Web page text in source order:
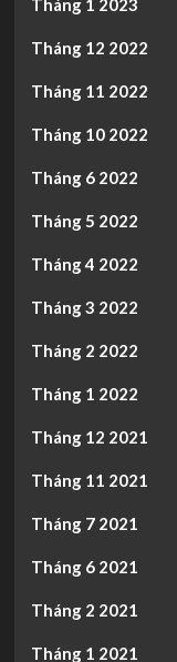
Tháng 1 2023
Tháng 12 2022
Tháng 11 2022
Tháng 10 2022
Tháng 6 2022
Tháng 5 2022
Tháng 4 2022
Tháng 3 2022
Tháng 2 2022
Tháng 1 2022
Tháng 12 2021
Tháng 11 2021
Tháng 7 2021
Tháng 6 2021
Tháng 2 2021
Tháng 1 2021